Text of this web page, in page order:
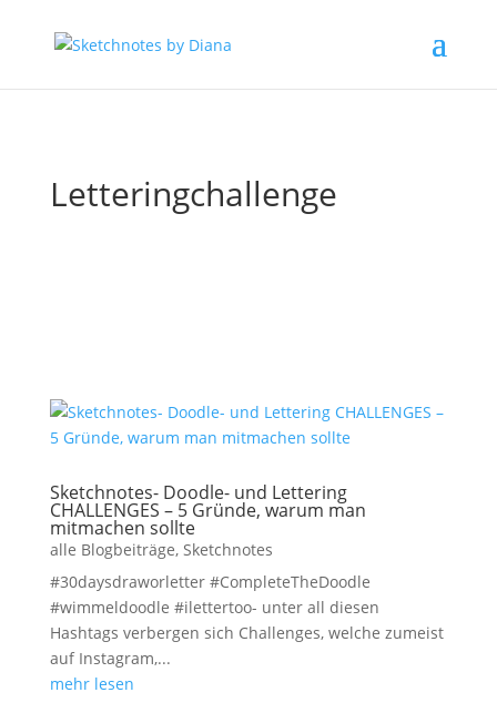
Letteringchallenge
Sketchnotes- Doodle- und Lettering
CHALLENGES – 5 Gründe, warum man
mitmachen sollte
alle Blogbeiträge, Sketchnotes
#30daysdraworletter #CompleteTheDoodle
#wimmeldoodle #ilettertoo- unter all diesen
Hashtags verbergen sich Challenges, welche zumeist
auf Instagram,...
mehr lesen